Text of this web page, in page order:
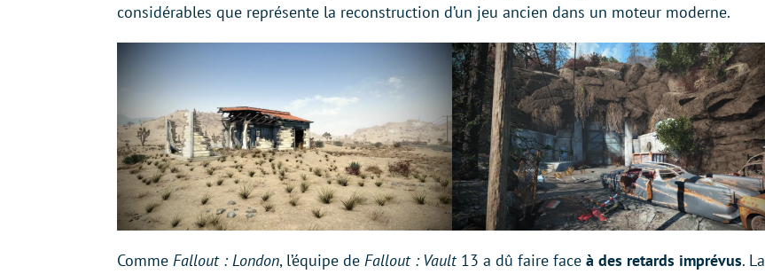
considérables que représente la reconstruction d’un jeu ancien dans un moteur moderne.
Comme Fallout : London, l’équipe de Fallout : Vault 13 a dû faire face à des retards imprévus. La